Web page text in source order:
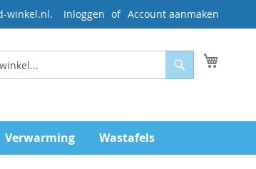
winkel.nl. Inloggen Account aanmaken
Zoeken
Verwarming Wastafels